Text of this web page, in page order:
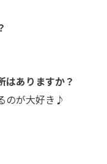
ありますか？
のが大好き♪